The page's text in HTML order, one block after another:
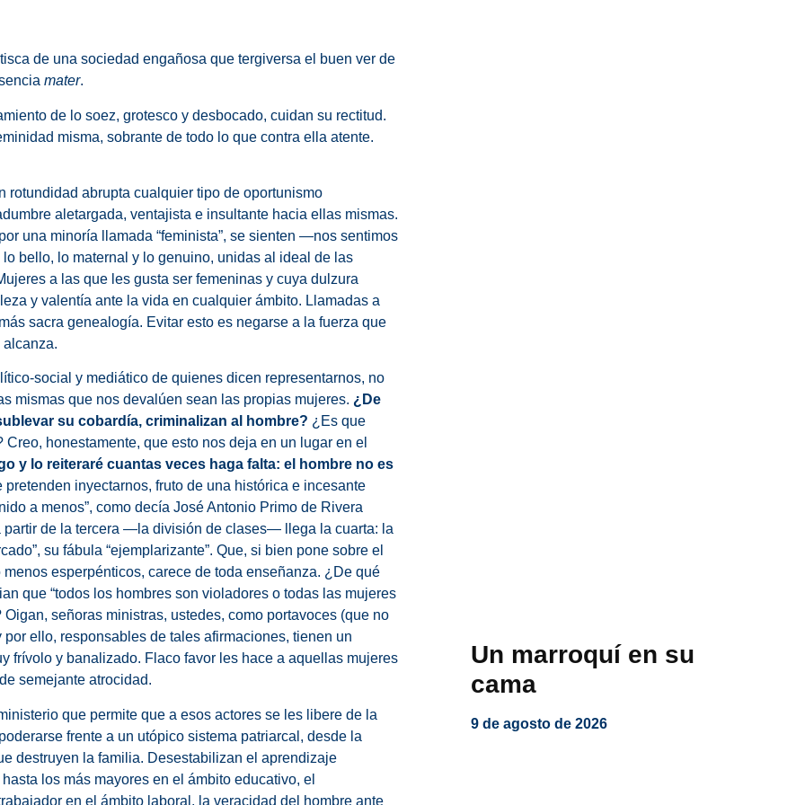
de una sociedad engañosa que tergiversa el buen ver de
mater.
de lo soez, grotesco y desbocado, cuidan su rectitud.
misma, sobrante de todo lo que contra ella atente.
rotundidad abrupta cualquier tipo de oportunismo
aletargada, ventajista e insultante hacia ellas mismas.
una minoría llamada “feminista”, se sienten —nos sentimos
bello, lo maternal y lo genuino, unidas al ideal de las
a las que les gusta ser femeninas y cuya dulzura
y valentía ante la vida en cualquier ámbito. Llamadas a
sacra genealogía. Evitar esto es negarse a la fuerza que
social y mediático de quienes dicen representarnos, no
mismas que nos devalúen sean las propias mujeres. ¿De
su cobardía, criminalizan al hombre? ¿Es que
honestamente, que esto nos deja en un lugar en el
y lo reiteraré cuantas veces haga falta: el hombre no es
inyectarnos, fruto de una histórica e incesante
a menos”, como decía José Antonio Primo de Rivera
de la tercera —la división de clases— llega la cuarta: la
su fábula “ejemplarizante”. Que, si bien pone sobre el
esperpénticos, carece de toda enseñanza. ¿De qué
que “todos los hombres son violadores o todas las mujeres
señoras ministras, ustedes, como portavoces (que no
por ello, responsables de tales afirmaciones, tienen un
frívolo y banalizado. Flaco favor les hace a aquellas mujeres
semejante atrocidad.
que permite que a esos actores se les libere de la
frente a un utópico sistema patriarcal, desde la
destruyen la familia. Desestabilizan el aprendizaje
los más mayores en el ámbito educativo, el
en el ámbito laboral, la veracidad del hombre ante
Un marroquí en su
cama
9 de agosto de 2026